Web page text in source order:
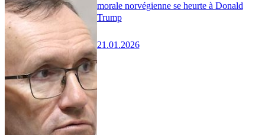
morale norvégienne se heurte à Donald
Trump
21.01.2026